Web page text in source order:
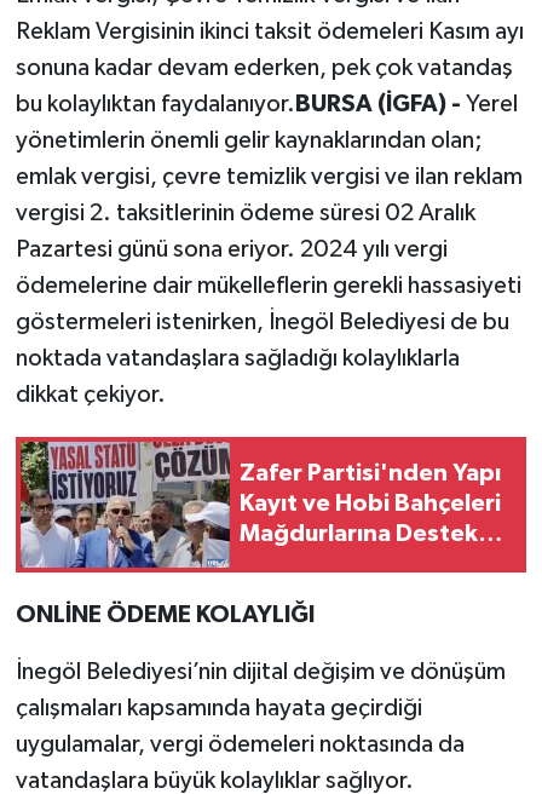
Reklam Vergisinin ikinci taksit ödemeleri Kasım ayı
sonuna kadar devam ederken, pek çok vatandaş
bu kolaylıktan faydalanıyor. BURSA (İGFA) - Yerel
yönetimlerin önemli gelir kaynaklarından olan;
emlak vergisi, çevre temizlik vergisi ve ilan reklam
vergisi 2. taksitlerinin ödeme süresi 02 Aralık
Pazartesi günü sona eriyor. 2024 yılı vergi
ödemelerine dair mükelleflerin gerekli hassasiyeti
göstermeleri istenirken, İnegöl Belediyesi de bu
noktada vatandaşlara sağladığı kolaylıklarla
dikkat çekiyor.
Zafer Partisi'nden Yapı
Kayıt ve Hobi Bahçeleri
Mağdurlarına Destek
ONLİNE ÖDEME KOLAYLIĞI
İnegöl Belediyesi’nin dijital değişim ve dönüşüm
çalışmaları kapsamında hayata geçirdiği
uygulamalar, vergi ödemeleri noktasında da
vatandaşlara büyük kolaylıklar sağlıyor.